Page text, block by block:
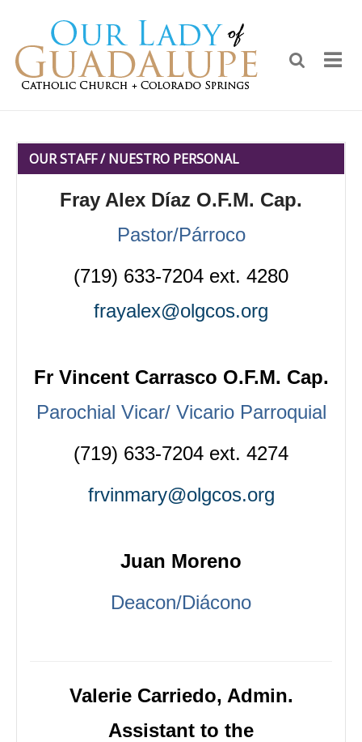
OUR STAFF / NUESTRO PERSONAL
Fray Alex Díaz O.F.M. Cap.
Pastor/Párroco
(719) 633-7204 ext. 4280
frayalex@olgcos.org
Fr Vincent Carrasco O.F.M. Cap.
Parochial Vicar/ Vicario Parroquial
(719) 633-7204 ext. 4274
frvinmary@olgcos.org
Juan Moreno
Deacon/Diácono
Valerie Carriedo, Admin.
Assistant to the